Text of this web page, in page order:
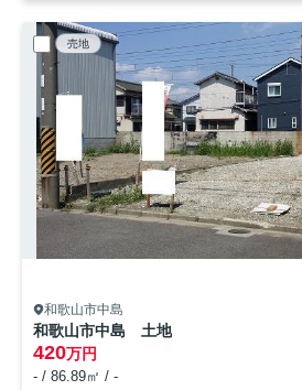
売地
和歌山市中島
和歌山市中島 土地
420万円
- / 86.89㎡ / -